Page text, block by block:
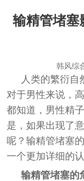
输精管堵塞
韩风综
人类的繁衍自
对于男性来说，
都知道，男性精
是，如果出现了
呢？输精管堵塞
一个更加详细的
输精管堵塞的